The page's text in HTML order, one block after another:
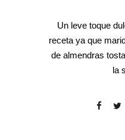
Un leve toque
receta ya que
de almendras
la